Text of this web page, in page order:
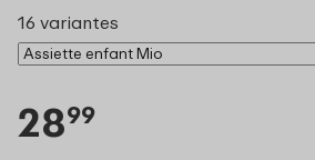
16 variantes
2899